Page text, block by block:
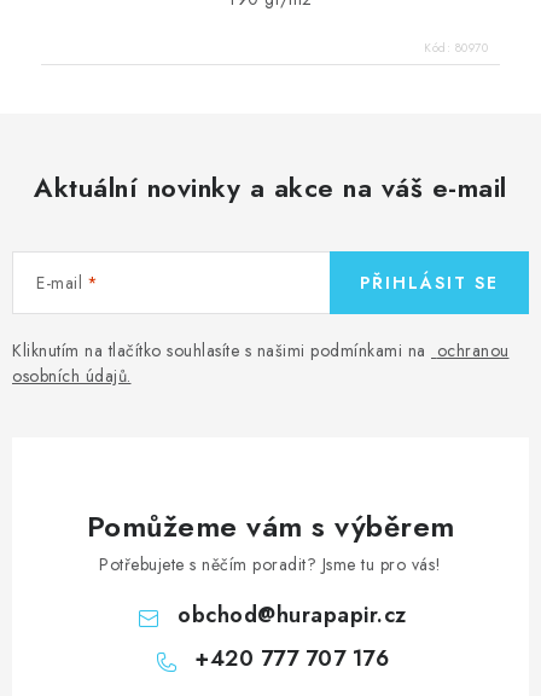
Kód: 80970
Aktuální novinky a akce na váš e-mail
E-mail
Kliknutím na tlačítko souhlasíte s našimi podmínkami na ochranou
osobních údajů.
PŘIHLÁSIT SE
Pomůžeme vám s výběrem
Potřebujete s něčím poradit? Jsme tu pro vás!
obchod@hurapapir.cz
+420 777 707 176